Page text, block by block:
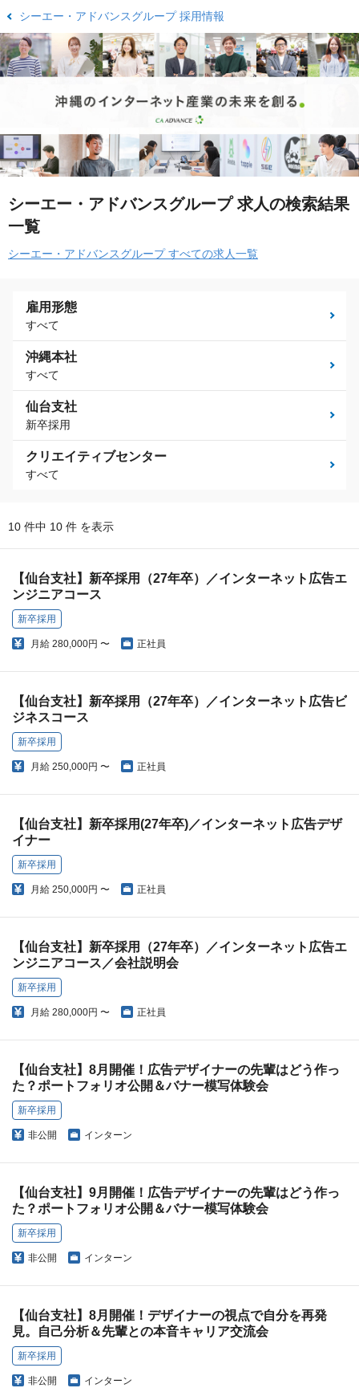
シーエー・アドバンスグループ 採用情報
シーエー・アドバンスグループ 求人の検索結果
一覧
シーエー・アドバンスグループ すべての求人一覧
雇用形態
すべて
沖縄本社
すべて
仙台支社
新卒採用
クリエイティブセンター
すべて
10 件中 10 件 を表示
【仙台支社】新卒採用（27年卒）／インターネット広告エ
ンジニアコース
新卒採用
月給 280,000円 〜 正社員
【仙台支社】新卒採用（27年卒）／インターネット広告ビ
ジネスコース
新卒採用
月給 250,000円 〜 正社員
【仙台支社】新卒採用(27年卒)／インターネット広告デザ
イナー
新卒採用
月給 250,000円 〜 正社員
【仙台支社】新卒採用（27年卒）／インターネット広告エ
ンジニアコース／会社説明会
新卒採用
月給 280,000円 〜 正社員
【仙台支社】8月開催！広告デザイナーの先輩はどう作っ
た？ポートフォリオ公開＆バナー模写体験会
新卒採用
非公開 インターン
【仙台支社】9月開催！広告デザイナーの先輩はどう作っ
た？ポートフォリオ公開＆バナー模写体験会
新卒採用
非公開 インターン
【仙台支社】8月開催！デザイナーの視点で自分を再発
見。自己分析＆先輩との本音キャリア交流会
新卒採用
非公開 インターン